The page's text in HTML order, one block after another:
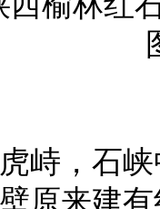
，石峡
原来建